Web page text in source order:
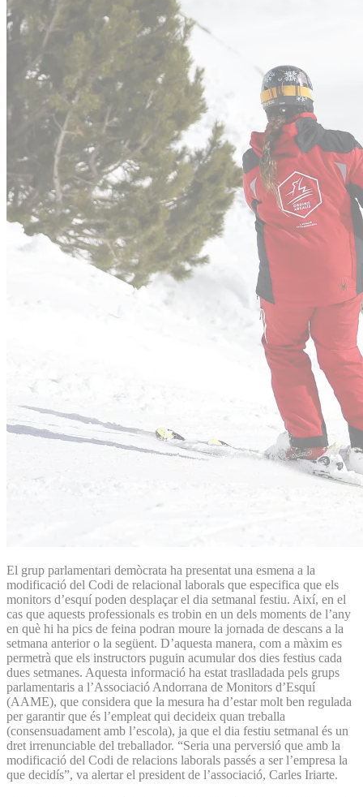
El grup parlamentari demòcrata ha presentat una esmena a la
modificació del Codi de relacional laborals que especifica que els
monitors d’esquí poden desplaçar el dia setmanal festiu. Així, en el
cas que aquests professionals es trobin en un dels moments de l’any
en què hi ha pics de feina podran moure la jornada de descans a la
setmana anterior o la següent. D’aquesta manera, com a màxim es
permetrà que els instructors puguin acumular dos dies festius cada
dues setmanes. Aquesta informació ha estat traslladada pels grups
parlamentaris a l’Associació Andorrana de Monitors d’Esquí
(AAME), que considera que la mesura ha d’estar molt ben regulada
per garantir que és l’empleat qui decideix quan treballa
(consensuadament amb l’escola), ja que el dia festiu setmanal és un
dret irrenunciable del treballador. “Seria una perversió que amb la
modificació del Codi de relacions laborals passés a ser l’empresa la
que decidís”, va alertar el president de l’associació, Carles Iriarte.